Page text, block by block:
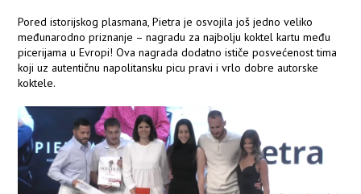
Pored istorijskog plasmana, Pietra je osvojila još jedno veliko
međunarodno priznanje – nagradu za najbolju koktel kartu među
picerijama u Evropi! Ova nagrada dodatno ističe posvećenost tima
koji uz autentičnu napolitansku picu pravi i vrlo dobre autorske
koktele.